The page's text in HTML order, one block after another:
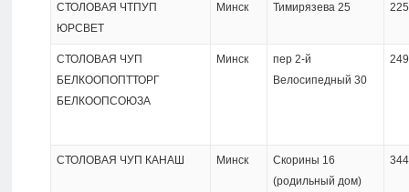
СТОЛОВАЯ ЧТПУП
ЮРСВЕТ
Минск Тимирязева 25
СТОЛОВАЯ ЧУП
БЕЛКООПОПТТОРГ
БЕЛКООПСОЮЗА
Минск
пер 2-й
Велосипедный 30
СТОЛОВАЯ ЧУП КАНАШ Минск
Скорины 16
(родильный дом)